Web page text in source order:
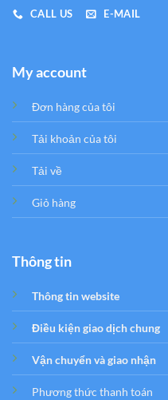
CALL US E-MAIL
My account
Đơn hàng của tôi
Tải khoản của tôi
Tải về
Giỏ hàng
Thông tin
Thông tin website
Điều kiện giao dịch chung
Vận chuyển và giao nhận
Phương thức thanh toán